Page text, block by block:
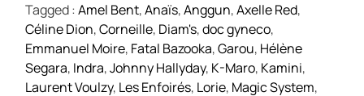
Tagged :Amel Bent,Anaïs,Anggun,Axelle Red,
Céline Dion,Corneille, Diam's,doc gyneco,
Emmanuel Moire, Fatal Bazooka,Garou, Hélène
Segara, Indra,Johnny Hallyday, K-Maro, Kamini,
Laurent Voulzy, Les Enfoirés, Lorie, Magic System,